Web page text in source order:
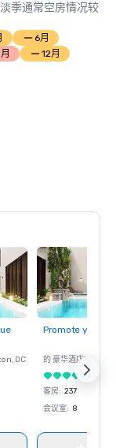
季通常空房情况较
6月
12月
, DC
Promote your
的 豪华酒店
客房: 237
会议室: 8